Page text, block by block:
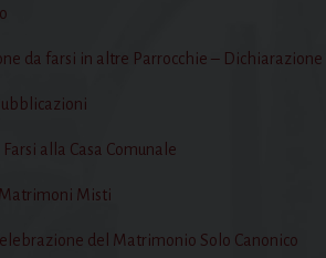
da farsi in altre Parrocchie –
alla Casa Comunale
Misti
del Matrimonio Solo Canonico